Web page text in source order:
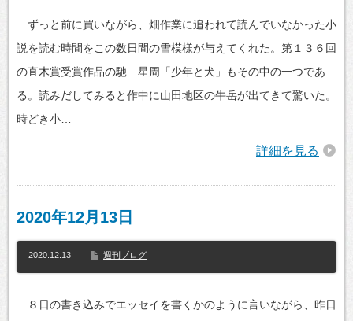
ずっと前に買いながら、畑作業に追われて読んでいなかった小
説を読む時間をこの数日間の雪模様が与えてくれた。第１３６回
の直木賞受賞作品の馳 星周「少年と犬」もその中の一つであ
る。読みだしてみると作中に山田地区の牛岳が出てきて驚いた。
時どき小…
詳細を見る
2020年12月13日
2020.12.13 週刊ブログ
８日の書き込みでエッセイを書くかのように言いながら、昨日